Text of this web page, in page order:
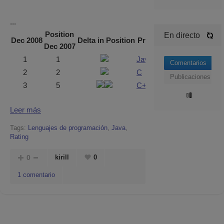
...
Dec 2008
Position
Dec 2007
Delta in Position Programming Language
1 1
Java
2
2
C
3
5 C++
Leer más
Tags: Lenguajes de programación, Java,
Rating
0 kirill 0
1 comentario
En directo
Comentarios
Publicaciones